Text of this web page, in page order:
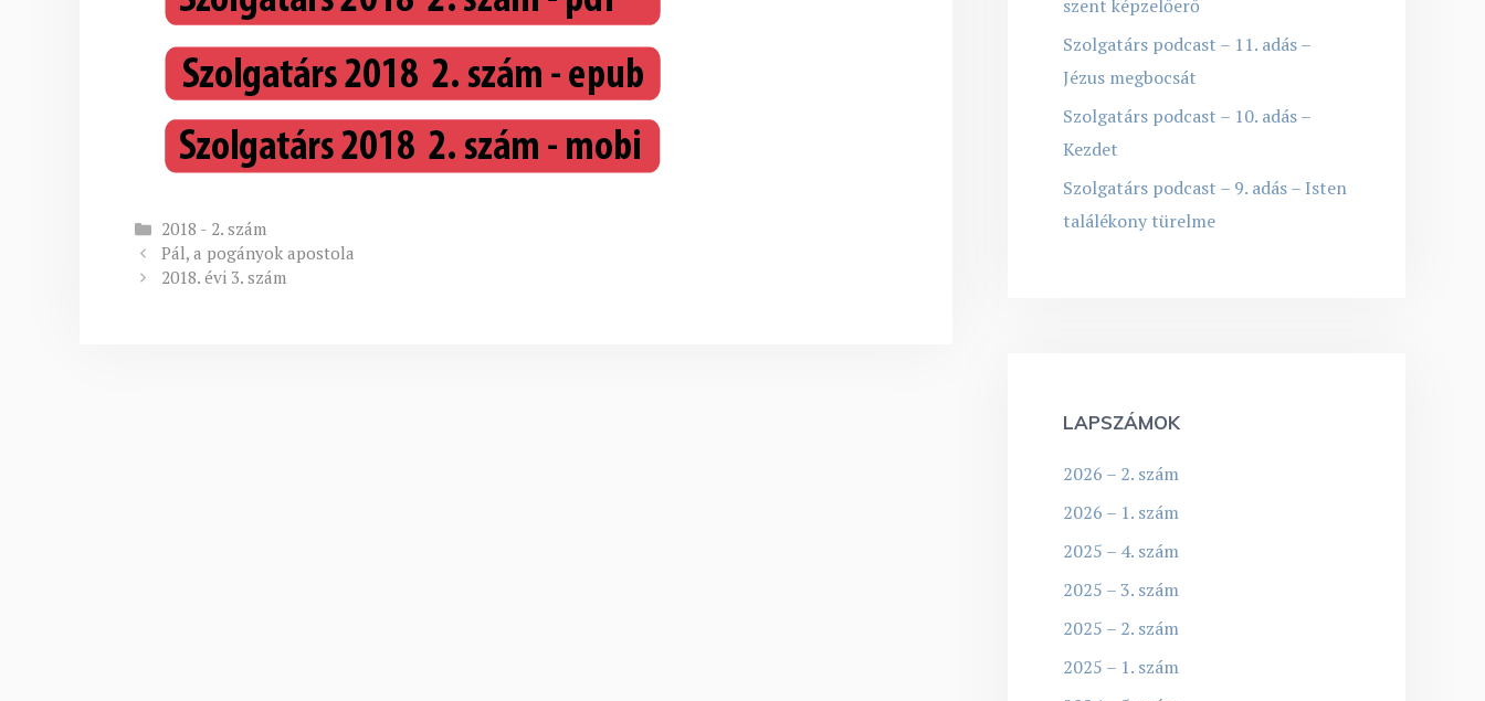
Kategória
2018 - 2. szám
Pál, a pogányok apostola
2018. évi 3. szám
szent képzelőerő
Szolgatárs podcast – 11. adás –
Jézus megbocsát
Szolgatárs podcast – 10. adás –
Kezdet
Szolgatárs podcast – 9. adás – Isten
találékony türelme
LAPSZÁMOK
2026 – 2. szám
2026 – 1. szám
2025 – 4. szám
2025 – 3. szám
2025 – 2. szám
2025 – 1. szám